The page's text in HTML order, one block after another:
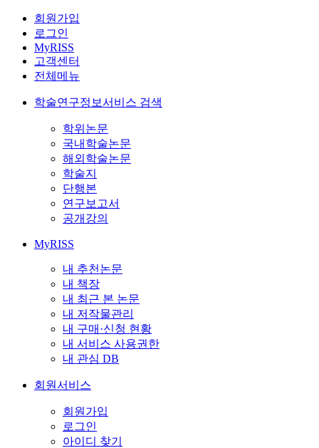
회원가입
로그인
MyRISS
고객센터
전체메뉴
학술연구정보서비스 검색
학위논문
국내학술논문
해외학술논문
학술지
단행본
연구보고서
공개강의
MyRISS
내 추천논문
내 책장
내 최근 본 논문
내 저작물관리
내 구매·신청 현황
내 서비스 사용권한
내 관심 DB
회원서비스
회원가입
로그인
아이디 찾기